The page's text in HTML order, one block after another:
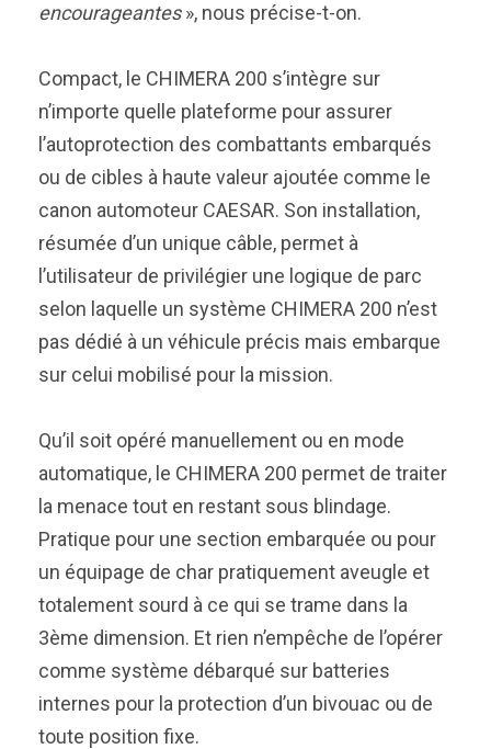
encourageantes», nous précise-t-on.
Compact, le CHIMERA 200 s’intègre sur
n’importe quelle plateforme pour assurer
l’autoprotection des combattants embarqués
ou de cibles à haute valeur ajoutée comme le
canon automoteur CAESAR. Son installation,
résumée d’un unique câble, permet à
l’utilisateur de privilégier une logique de parc
selon laquelle un système CHIMERA 200 n’est
pas dédié à un véhicule précis mais embarque
sur celui mobilisé pour la mission.
Qu’il soit opéré manuellement ou en mode
automatique, le CHIMERA 200 permet de traiter
la menace tout en restant sous blindage.
Pratique pour une section embarquée ou pour
un équipage de char pratiquement aveugle et
totalement sourd à ce qui se trame dans la
3ème dimension. Et rien n’empêche de l’opérer
comme système débarqué sur batteries
internes pour la protection d’un bivouac ou de
toute position fixe.